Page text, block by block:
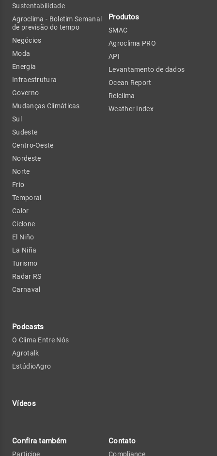
Sustentabilidade
Agroclima - Boletim Semanal
de previsão do tempo
Negócios
Moda
Energia
Infraestrutura
Governo
Mudanças Climáticas
Sul
Sudeste
Centro-Oeste
Nordeste
Norte
Frio
Temporal
Calor
Ciclone
El Niño
La Niña
Turismo
Radar RS
Carnaval
Podcasts
O Clima Entre Nós
Agrotalk
EstúdioAgro
Vídeos
Produtos
SMAC
Agroclima PRO
API
Levantamento de dados
Ocean Report
Relclima
Weather Index
Confira também
Participe
Contato
Compliance